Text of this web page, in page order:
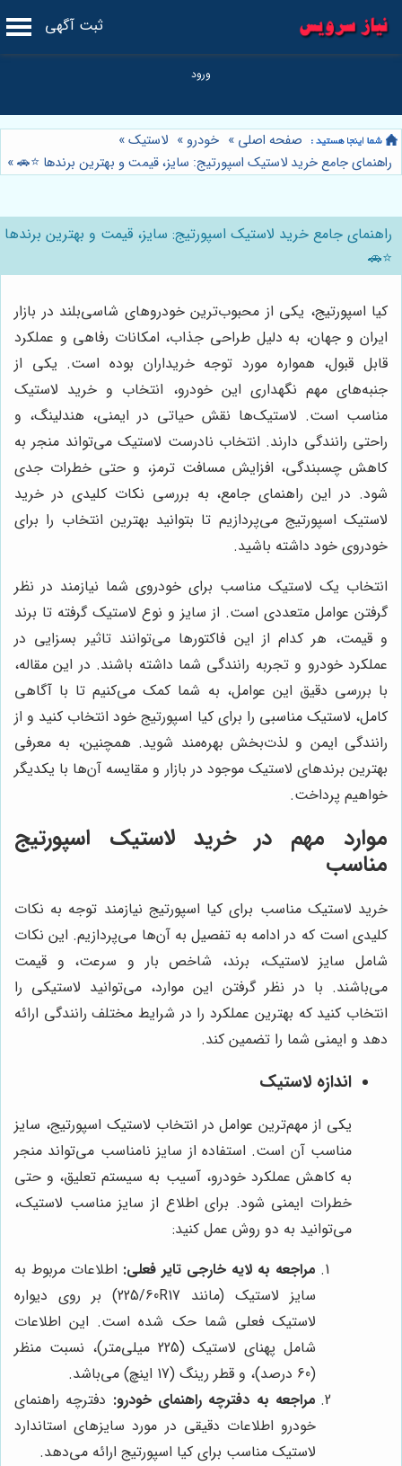
ثبت آگهی
صفحه اصلی » خودرو » لاستیک»
راهنمای جامع خرید لاستیک اسپورتیج: سایز، قیمت و بهترین برندها ⭐️🚗»
راهنمای جامع خرید لاستیک اسپورتیج: سایز، قیمت و بهترین برندها
⭐️🚗
کیا اسپورتیج، یکی از محبوب‌ترین خودروهای شاسی‌بلند در بازار
ایران و جهان، به دلیل طراحی جذاب، امکانات رفاهی و عملکرد
قابل قبول، همواره مورد توجه خریداران بوده است. یکی از
جنبه‌های مهم نگهداری این خودرو، انتخاب و خرید لاستیک
مناسب است. لاستیک‌ها نقش حیاتی در ایمنی، هندلینگ، و
راحتی رانندگی دارند. انتخاب نادرست لاستیک می‌تواند منجر به
کاهش چسبندگی، افزایش مسافت ترمز، و حتی خطرات جدی
شود. در این راهنمای جامع، به بررسی نکات کلیدی در خرید
لاستیک اسپورتیج می‌پردازیم تا بتوانید بهترین انتخاب را برای
خودروی خود داشته باشید.
انتخاب یک لاستیک مناسب برای خودروی شما نیازمند در نظر
گرفتن عوامل متعددی است. از سایز و نوع لاستیک گرفته تا برند
و قیمت، هر کدام از این فاکتورها می‌توانند تاثیر بسزایی در
عملکرد خودرو و تجربه رانندگی شما داشته باشند. در این مقاله،
با بررسی دقیق این عوامل، به شما کمک می‌کنیم تا با آگاهی
کامل، لاستیک مناسبی را برای کیا اسپورتیج خود انتخاب کنید و از
رانندگی ایمن و لذت‌بخش بهره‌مند شوید. همچنین، به معرفی
بهترین برندهای لاستیک موجود در بازار و مقایسه آن‌ها با یکدیگر
خواهیم پرداخت.
موارد مهم در خرید لاستیک اسپورتیج
مناسب
خرید لاستیک مناسب برای کیا اسپورتیج نیازمند توجه به نکات
کلیدی است که در ادامه به تفصیل به آن‌ها می‌پردازیم. این نکات
شامل سایز لاستیک، برند، شاخص بار و سرعت، و قیمت
می‌باشند. با در نظر گرفتن این موارد، می‌توانید لاستیکی را
انتخاب کنید که بهترین عملکرد را در شرایط مختلف رانندگی ارائه
دهد و ایمنی شما را تضمین کند.
اندازه لاستیک
یکی از مهم‌ترین عوامل در انتخاب لاستیک اسپورتیج، سایز
مناسب آن است. استفاده از سایز نامناسب می‌تواند منجر
به کاهش عملکرد خودرو، آسیب به سیستم تعلیق، و حتی
خطرات ایمنی شود. برای اطلاع از سایز مناسب لاستیک،
می‌توانید به دو روش عمل کنید:
مراجعه به لایه خارجی تایر فعلی: اطلاعات مربوط به
سایز لاستیک (مانند 225/60R17) بر روی دیواره
لاستیک فعلی شما حک شده است. این اطلاعات
شامل پهنای لاستیک (225 میلی‌متر)، نسبت منظر
(60 درصد)، و قطر رینگ (17 اینچ) می‌باشد.
مراجعه به دفترچه راهنمای خودرو: دفترچه راهنمای
خودرو اطلاعات دقیقی در مورد سایزهای استاندارد
لاستیک مناسب برای کیا اسپورتیج ارائه می‌دهد.